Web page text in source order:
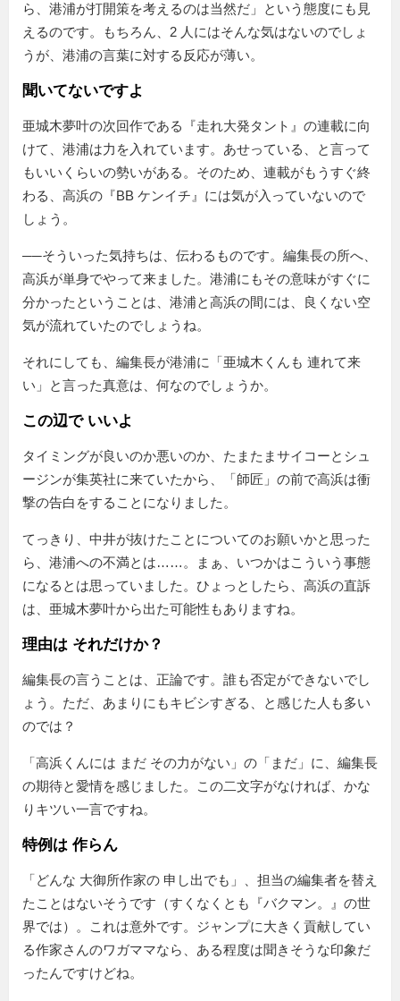
ら、港浦が打開策を考えるのは当然だ」という態度にも見
えるのです。もちろん、2 人にはそんな気はないのでしょ
うが、港浦の言葉に対する反応が薄い。
聞いてないですよ
亜城木夢叶の次回作である『走れ大発タント』の連載に向
けて、港浦は力を入れています。あせっている、と言って
もいいくらいの勢いがある。そのため、連載がもうすぐ終
わる、高浜の『BB ケンイチ』には気が入っていないので
しょう。
──そういった気持ちは、伝わるものです。編集長の所へ、
高浜が単身でやって来ました。港浦にもその意味がすぐに
分かったということは、港浦と高浜の間には、良くない空
気が流れていたのでしょうね。
それにしても、編集長が港浦に
亜城木くんも 連れて来
い
と言った真意は、何なのでしょうか。
この辺で いいよ
タイミングが良いのか悪いのか、たまたまサイコーとシュ
ージンが集英社に来ていたから、「師匠」の前で高浜は衝
撃の告白をすることになりました。
てっきり、中井が抜けたことについてのお願いかと思った
ら、港浦への不満とは……。まぁ、いつかはこういう事態
になるとは思っていました。ひょっとしたら、高浜の直訴
は、亜城木夢叶から出た可能性もありますね。
理由は それだけか？
編集長の言うことは、正論です。誰も否定ができないでし
ょう。ただ、あまりにもキビシすぎる、と感じた人も多い
のでは？
高浜くんには まだ その力がない
の「まだ」に、編集長
の期待と愛情を感じました。この二文字がなければ、かな
りキツい一言ですね。
特例は 作らん
どんな 大御所作家の 申し出でも
、担当の編集者を替え
たことはないそうです（すくなくとも『バクマン。』の世
界では）。これは意外です。ジャンプに大きく貢献してい
る作家さんのワガママなら、ある程度は聞きそうな印象だ
ったんですけどね。